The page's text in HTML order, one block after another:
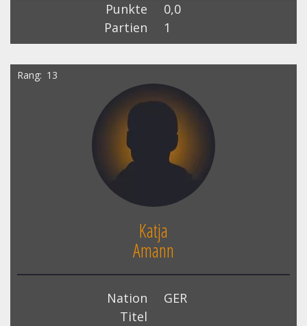
Punkte
0,0
Partien
1
Rang 13
Katja
Amann
Nation
GER
Titel